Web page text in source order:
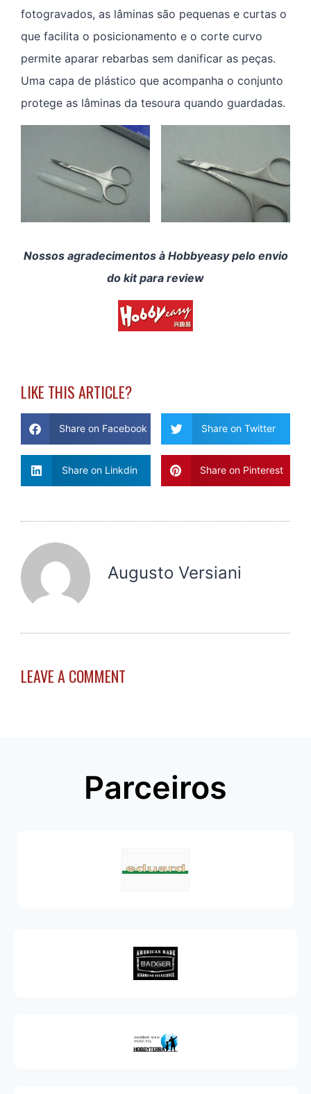
fotogravados, as lâminas são pequenas e curtas o
que facilita o posicionamento e o corte curvo
permite aparar rebarbas sem danificar as peças.
Uma capa de plástico que acompanha o conjunto
protege as lâminas da tesoura quando guardadas.
Nossos agradecimentos à Hobbyeasy pelo envio
do kit para review
LIKE THIS ARTICLE?
Share on Facebook Share on Twitter
Share on Linkdin Share on Pinterest
Augusto Versiani
LEAVE A COMMENT
Parceiros